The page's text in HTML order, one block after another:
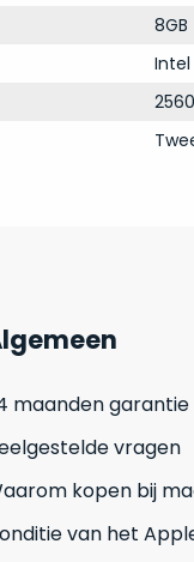
8GB
Intel
maanden garantie
vragen
kopen bij
van het